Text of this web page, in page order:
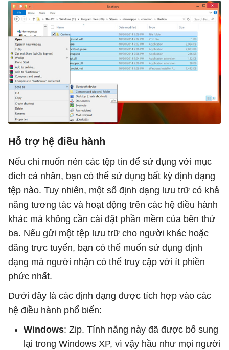
Hỗ trợ hệ điều hành
Nếu chỉ muốn nén các tệp tin để sử dụng với mục
đích cá nhân, bạn có thể sử dụng bất kỳ định dạng
tệp nào. Tuy nhiên, một số định dạng lưu trữ có khả
năng tương tác và hoạt động trên các hệ điều hành
khác mà không cần cài đặt phần mềm của bên thứ
ba. Nếu gửi một tệp lưu trữ cho người khác hoặc
đăng trực tuyến, bạn có thể muốn sử dụng định
dạng mà người nhận có thể truy cập với ít phiền
phức nhất.
Dưới đây là các định dạng được tích hợp vào các
hệ điều hành phổ biến:
Windows: Zip. Tính năng này đã được bổ sung
lại trong Windows XP, vì vậy hầu như mọi người